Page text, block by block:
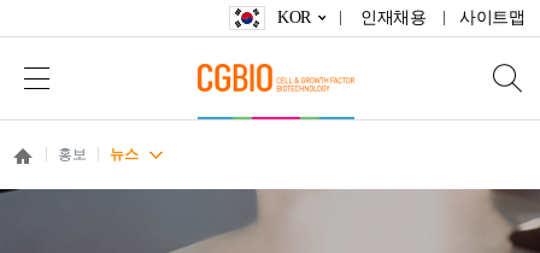
KOR 인재채용 사이트맵
홍보 뉴스